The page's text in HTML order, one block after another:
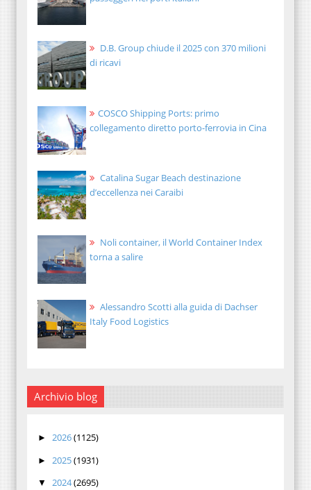
D.B. Group chiude il 2025 con 370 milioni
di ricavi
COSCO Shipping Ports: primo
collegamento diretto porto-ferrovia in Cina
Catalina Sugar Beach destinazione
d’eccellenza nei Caraibi
Noli container, il World Container Index
torna a salire
Alessandro Scotti alla guida di Dachser
Italy Food Logistics
Archivio blog
► 2026(1125)
► 2025(1931)
▼ 2024(2695)